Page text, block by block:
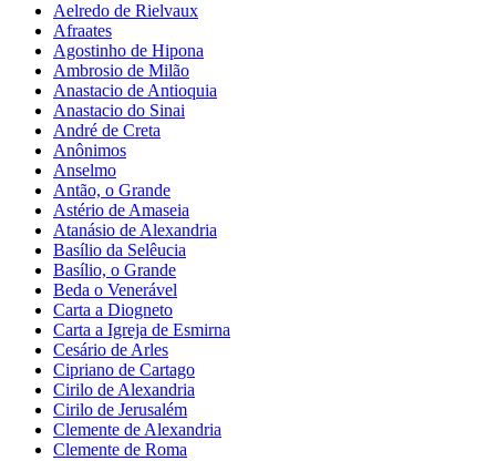
Aelredo de Rielvaux
Afraates
Agostinho de Hipona
Ambrosio de Milão
Anastacio de Antioquia
Anastacio do Sinai
André de Creta
Anônimos
Anselmo
Antão, o Grande
Astério de Amaseia
Atanásio de Alexandria
Basílio da Selêucia
Basílio, o Grande
Beda o Venerável
Carta a Diogneto
Carta a Igreja de Esmirna
Cesário de Arles
Cipriano de Cartago
Cirilo de Alexandria
Cirilo de Jerusalém
Clemente de Alexandria
Clemente de Roma